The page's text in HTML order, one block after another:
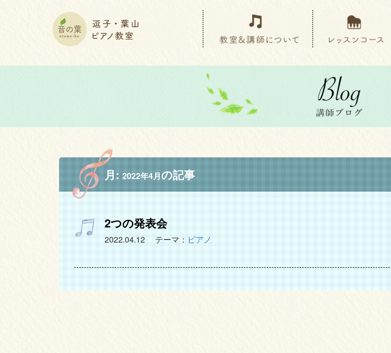
月: 2022年4月の記事
2つの発表会
2022.04.12 テーマ： ピアノ